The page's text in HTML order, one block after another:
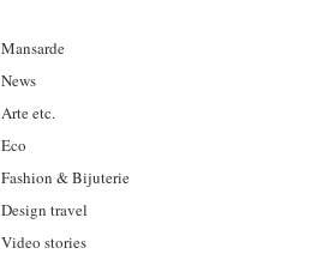
Mansarde
News
Arte etc.
Eco
Fashion & Bijuterie
Design travel
Video stories